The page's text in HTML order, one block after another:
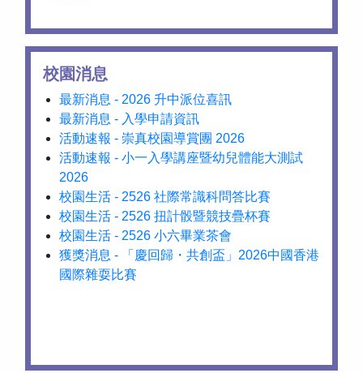
校園消息
最新消息 - 2026 升中派位喜訊
最新消息 - 入學申請資訊
活動速報 - 崇真校園導賞團 2026
活動速報 - 小一入學講座暨幼兒體能大測試
2026
校園生活 - 2526 社際常識科問答比賽
校園生活 - 2526 扭計骰暨競技疊杯賽
校園生活 - 2526 小六畢業茶會
獲獎消息 - 「慶回歸・共創盃」2026中國香港
國際雜耍比賽